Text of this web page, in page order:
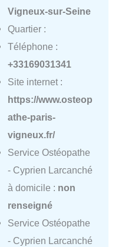
Vigneux-sur-Seine
Quartier :
Téléphone :
+33169031341
Site internet :
https://www.osteop
athe-paris-
vigneux.fr/
Service Ostéopathe
- Cyprien Larcanché
à domicile : non
renseigné
Service Ostéopathe
- Cyprien Larcanché